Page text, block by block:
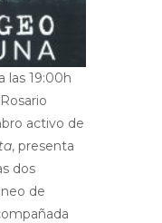
las 19:00h
activo de
, presenta
dos
de